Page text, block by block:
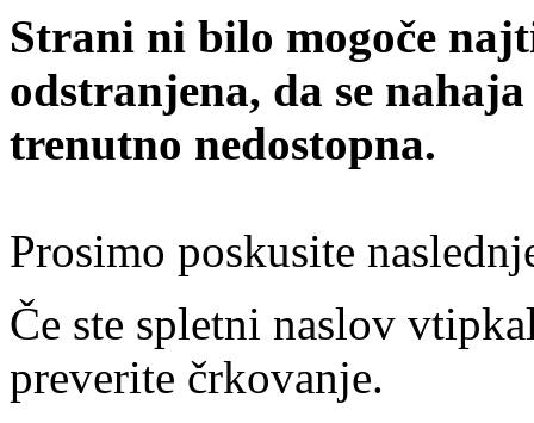
Strani ni bilo mogoče
odstranjena, da se
trenutno nedostopna.
Prosimo poskusite
Če ste spletni naslov
preverite črkovanje.